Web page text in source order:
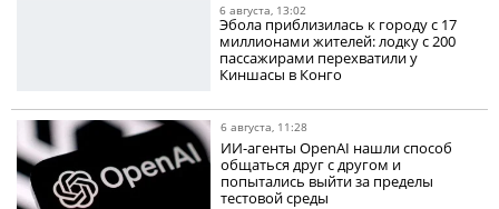
6 августа, 13:02
Эбола приблизилась к городу с 17
миллионами жителей: лодку с 200
пассажирами перехватили у
Киншасы в Конго
6 августа, 11:28
ИИ-агенты OpenAI нашли способ
общаться друг с другом и
попытались выйти за пределы
тестовой среды